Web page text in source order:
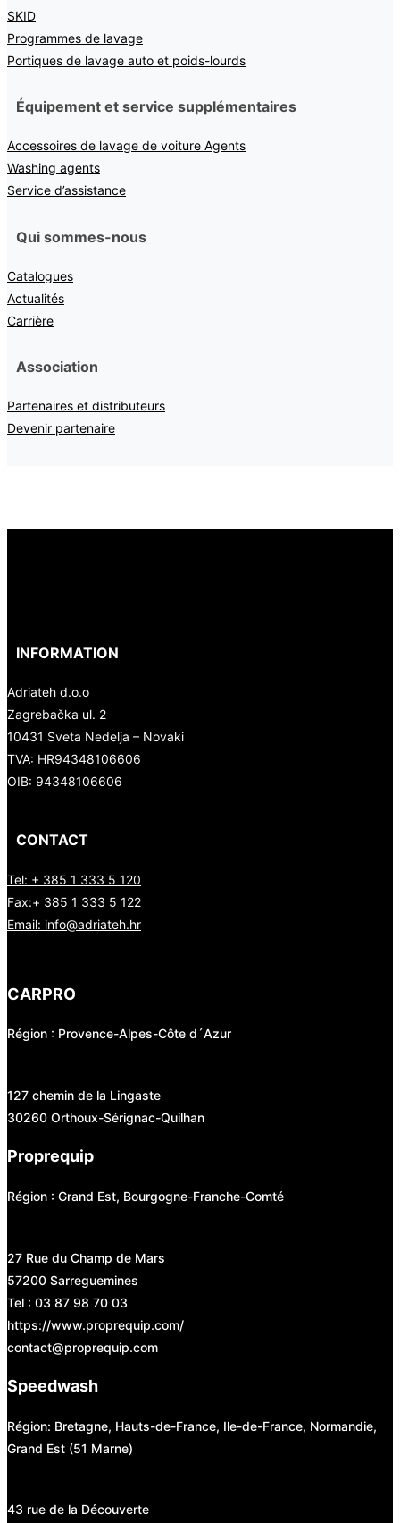
SKID
Programmes de lavage
Portiques de lavage auto et poids-lourds
Équipement et service supplémentaires
Accessoires de lavage de voiture Agents
Washing agents
Service d’assistance
Qui sommes-nous
Catalogues
Actualités
Carrière
Association
Partenaires et distributeurs
Devenir partenaire
INFORMATION
Adriateh d.o.o
Zagrebačka ul. 2
10431 Sveta Nedelja – Novaki
TVA: HR94348106606
OIB: 94348106606
CONTACT
Tel: + 385 1 333 5 120
Fax:+ 385 1 333 5 122
Email: info@adriateh.hr
CARPRO
Région : Provence-Alpes-Côte d´Azur
127 chemin de la Lingaste
30260 Orthoux-Sérignac-Quilhan
Proprequip
Région : Grand Est, Bourgogne-Franche-Comté
27 Rue du Champ de Mars
57200 Sarreguemines
Tel : 03 87 98 70 03
https://www.proprequip.com/
contact@proprequip.com
Speedwash
Région: Bretagne, Hauts-de-France, Ile-de-France, Normandie,
Grand Est (51 Marne)
43 rue de la Découverte